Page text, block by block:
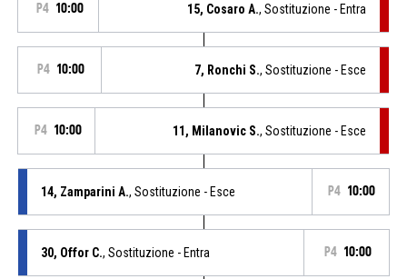
P4 10:00 15, Cosaro A., Sostituzione - Entra
P4 10:00 7, Ronchi S., Sostituzione - Esce
P4 10:00 11, Milanovic S., Sostituzione - Esce
14, Zamparini A., Sostituzione - Esce P4 10:00
30, Offor C., Sostituzione - Entra P4 10:00